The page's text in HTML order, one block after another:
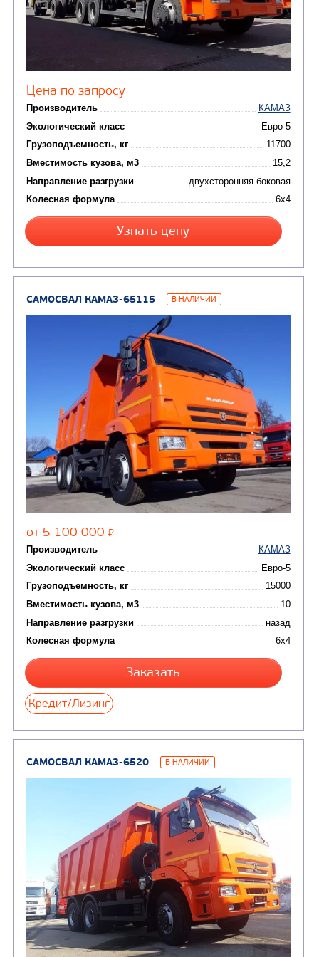
CHAMELEON (г. Егорьевск) (8)
Молоковозы, водовозы(7)
Автогудронаторы
Илососные машины
Каналопромывочные
Комбинированные
САМОСВАЛ КАМАЗ-45143
Цена по запросу
Производитель
Экологический класс
Вместимость кузова, м3
Направление разгрузки
Колесная формула
Узнать цену
САМОСВАЛ КАМАЗ-65115